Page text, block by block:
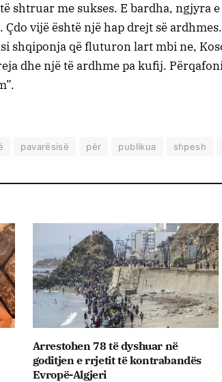
shtruar me sukses. E bardha, ngjyra
vijë është një hap drejt së
shqiponja që fluturon lart mbi ne,
dhe një të ardhme pa kufij.
pavarësisë për publikua shpesh
Arrestohen 78 të dyshuar në
goditjen e rrjetit të kontrabandës
Evropë-Algjeri